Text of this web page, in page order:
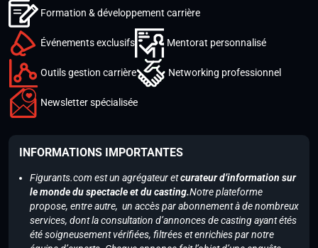
Formation & développement carrière
Événements exclusifs Mentorat personnalisé
Outils gestion carrière Networking professionnel
Newsletter spécialisée
INFORMATIONS IMPORTANTES
Figurants.com est un agrégateur etcurateur d’information sur
le monde du spectacle et du casting.Notre plateforme
propose, entre autre, un accès par abonnement à de nombreux
services, dont la consultation d’annonces de casting ayant étés
été soigneusement vérifiées, filtrées et enrichies par notre